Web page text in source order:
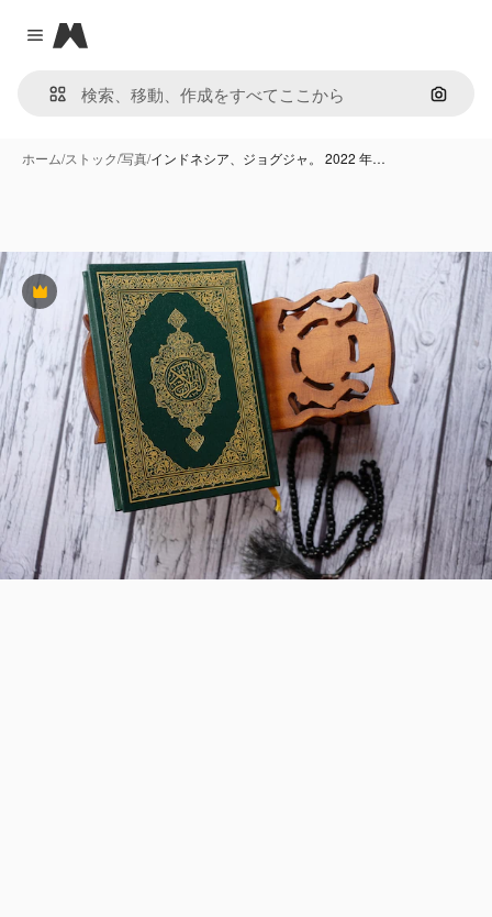
Close menu
Magnific
画像で
ホーム/ストック/写真/インドネシア、ジョグジャ。 2022 年…
Premium